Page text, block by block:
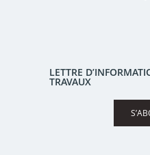
LETTRE
TRAVAUX